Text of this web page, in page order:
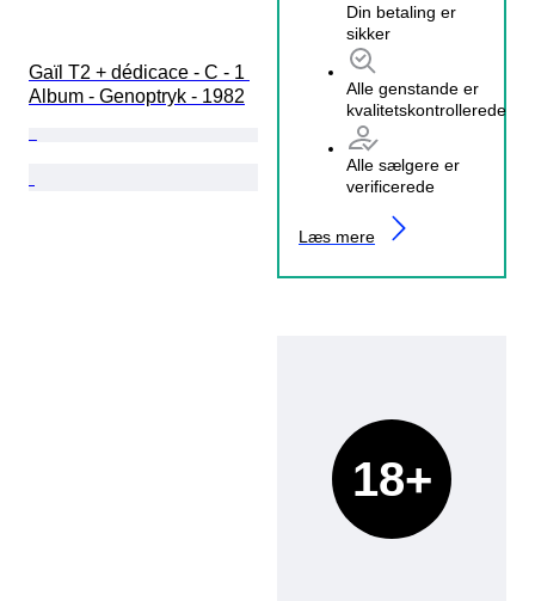
Din betaling er
sikker
Alle genstande er
kvalitetskontrollerede
Alle sælgere er
verificerede
Læs mere
Gaïl T2 + dédicace - C - 1
Album - Genoptryk - 1982
18+